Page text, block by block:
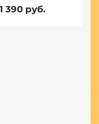
1 390 руб.